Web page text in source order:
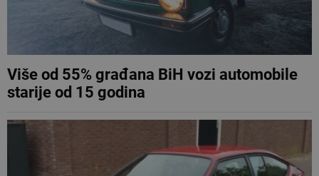
Više od 55% građana BiH vozi automobile
starije od 15 godina